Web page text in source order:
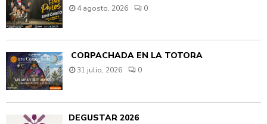
4 agosto, 2026 0
CORPACHADA EN LA TOTORA
31 julio, 2026 0
DEGUSTAR 2026